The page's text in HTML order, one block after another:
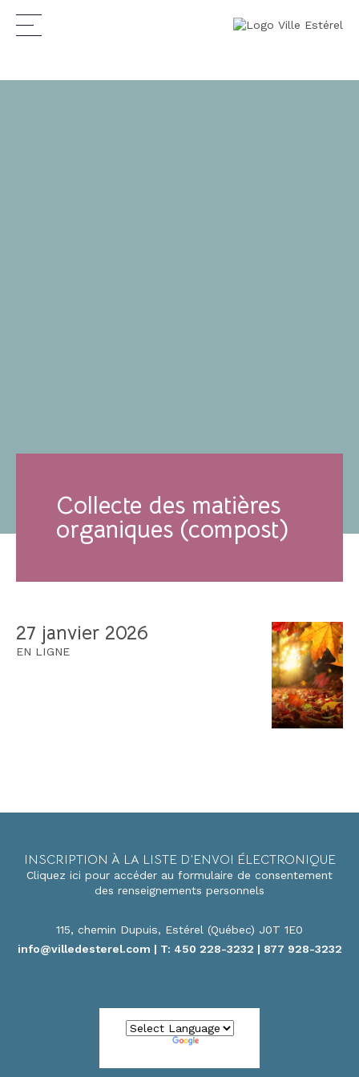
Collecte des matières
organiques (compost)
27 janvier 2026
EN LIGNE
INSCRIPTION À LA LISTE D’ENVOI ÉLECTRONIQUE
Cliquez ici pour accéder au formulaire de consentement
des renseignements personnels
115, chemin Dupuis, Estérel (Québec) J0T 1E0
info@villedesterel.com | T: 450 228-3232 | 877 928-3232